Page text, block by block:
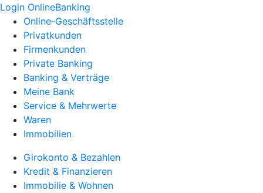
Login OnlineBanking
Online-Geschäftsstelle
Privatkunden
Firmenkunden
Private Banking
Banking & Verträge
Meine Bank
Service & Mehrwerte
Waren
Immobilien
Girokonto & Bezahlen
Kredit & Finanzieren
Immobilie & Wohnen